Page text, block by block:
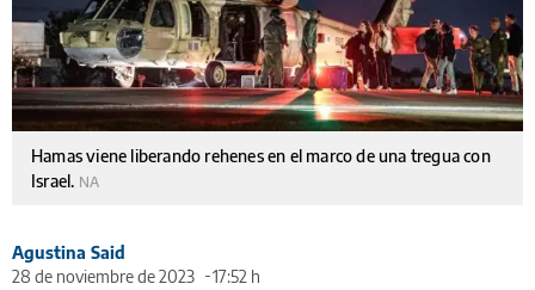
Hamas viene liberando rehenes en el marco de una tregua con
Israel. NA
Agustina Said
28 de noviembre de 2023
17:52 h